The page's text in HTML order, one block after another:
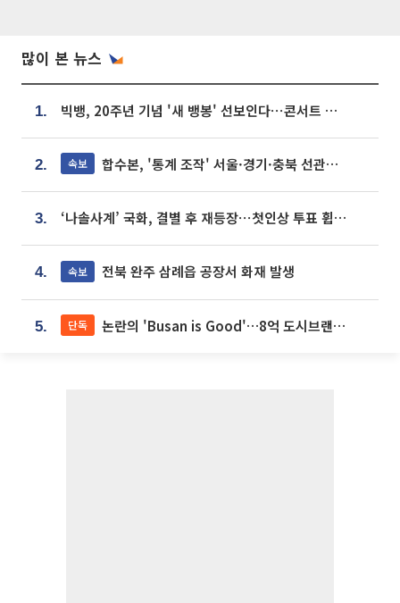
많이 본 뉴스
1. 빅뱅, 20주년 기념 '새 뱅봉' 선보인다⋯콘서트 앞두고 팝업 개최
2. 속보 합수본, '통계 조작' 서울·경기·충북 선관위 등 추가 압수수색
3. ‘나솔사계’ 국화, 결별 후 재등장⋯첫인상 투표 휩쓸고 ‘인기녀’ 등극
4. 속보 전북 완주 삼례읍 공장서 화재 발생
5. 단독 논란의 'Busan is Good'…8억 도시브랜드, 용산 대통령실 CI 업체가 수행